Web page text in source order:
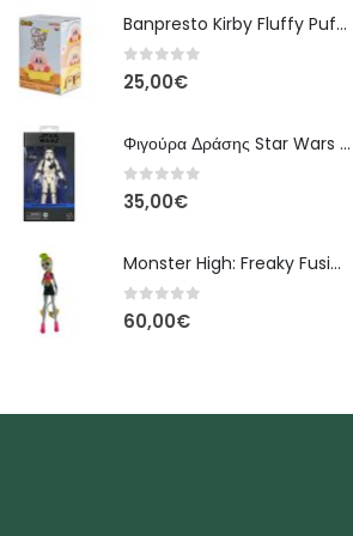
Banpresto Kirby Fluffy Puffy Mine Break Time Φιγούρα – Α' Έκδοση
0 out of 5
25,00€
Φιγούρα Δράσης Star Wars The Black Series Imperial Remnant Stormtrooper #05
0 out of 5
35,00€
Monster High: Freaky Fusion | Lagoonafire Κούκλα Mattel 2013 - 28εκ
0 out of 5
60,00€